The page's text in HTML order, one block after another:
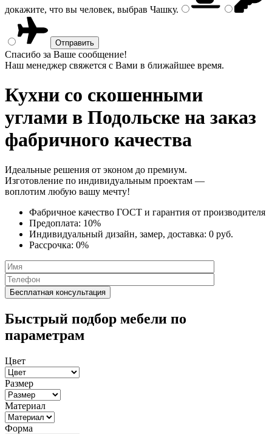
докажите, что вы человек, выбрав Чашку.
Спасибо за Ваше сообщение!
Наш менеджер свяжется с Вами в ближайшее время.
Кухни со скошенными
углами в Подольске на заказ
фабричного качества
Идеальные решения от эконом до премиум.
Изготовление по индивидуальным проектам —
воплотим любую вашу мечту!
Фабричное качество ГОСТ и гарантия от производителя
Предоплата: 10%
Индивидуальный дизайн, замер, доставка: 0 руб.
Рассрочка: 0%
Быстрый подбор мебели по
параметрам
Цвет
Размер
Материал
Форма